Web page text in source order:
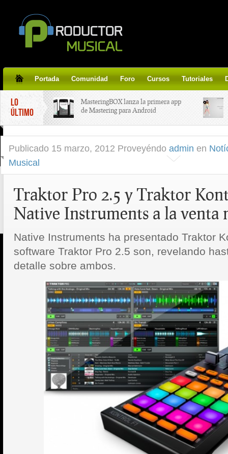
Portada Comunidad Foro Cursos Tutoriales
LO
ÚLTIMO
MasteringBOX lanza la primera app
de Mastering para Android
line gratis!
Korg lanza SDD-3000, el nuevo
Tutorial de CLA Effects, aprende a
aplicar efectos a tus voces.
Publicado 15 marzo, 2012 Proveyéndo admin en
Musical
Traktor Pro 2.5 y Traktor
Native Instruments a la venta
Native Instruments ha presentado Traktor
software Traktor Pro 2.5 son, revelando
detalle sobre ambos.